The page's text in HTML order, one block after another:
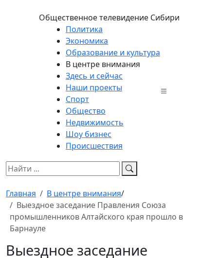
Общественное телевидение Сибири
Политика
Экономика
Образование и культура
В центре внимания
Здесь и сейчас
Наши проекты
Спорт
Общество
Недвижимость
Шоу бизнес
Происшествия
Главная В центре внимания/
Выездное заседание Правления Союза
промышленников Алтайского края прошло в
Барнауле
Выездное заседание